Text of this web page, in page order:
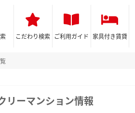
こだわり検索 ご利用ガイド 家具付き賃貸
リーマンション情報